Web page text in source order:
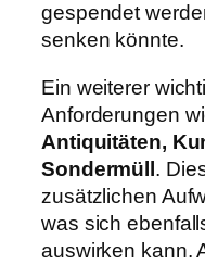
gespendet
senken könnte.
Ein weiterer
Anforderungen
Antiquitäten,
Sondermüll.
zusätzlichen
was sich
auswirken kann.